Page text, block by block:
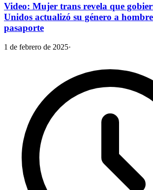
Video: Mujer trans revela que
Unidos actualizó su género a
pasaporte
1 de febrero de 2025·